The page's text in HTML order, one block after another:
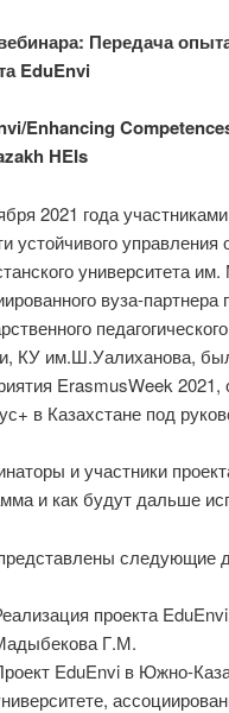
Передача
EduEnvi
Enhancing
HEIs
2021 года
устойчивого
университета
вуза-
КУ им.Ш.Уалиханова,
ErasmusWeek
в Казахстане под
и участники
и как будут дальше
следующие
проекта
Г.М.
EduEnvi в Южно-